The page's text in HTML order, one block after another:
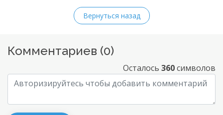
Вернуться назад
Комментариев (0)
Осталось 360символов